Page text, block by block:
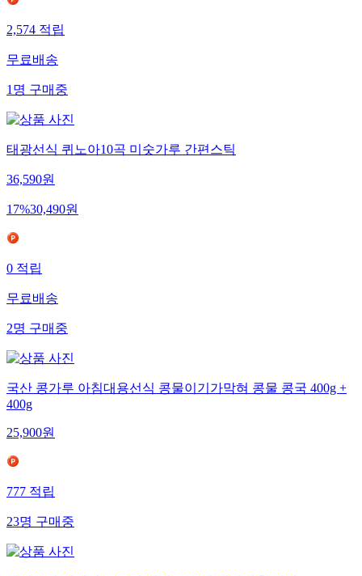
2,574적립
무료배송
1명구매중
태광선식 퀴노아10곡 미숫가루 간편스틱
36,590원
17%30,490원
0적립
무료배송
2명구매중
국산 콩가루 아침대용선식 콩물이기가막혀 콩물 콩국 400g +
400g
25,900원
777적립
23명구매중